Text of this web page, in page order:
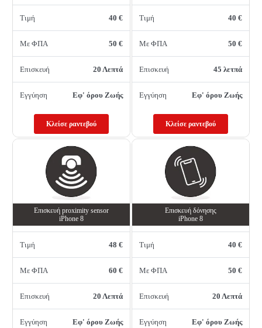
Τιμή 40 €
Με ΦΠΑ 50 €
Επισκευή 20 Λεπτά
Εγγύηση Εφ' όρου Ζωής
Κλείσε ραντεβού
Τιμή 40 €
Με ΦΠΑ 50 €
Επισκευή 45 λετπά
Εγγύηση Εφ' όρου Ζωής
Κλείσε ραντεβού
Επισκευή proximity sensor
iPhone 8
Τιμή 48 €
Με ΦΠΑ 60 €
Επισκευή 20 Λεπτά
Εγγύηση Εφ' όρου Ζωής
Επισκευή δόνησης
iPhone 8
Τιμή 40 €
Με ΦΠΑ 50 €
Επισκευή 20 Λεπτά
Εγγύηση Εφ' όρου Ζωής